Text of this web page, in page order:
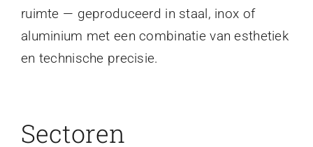
ruimte — geproduceerd in staal, inox of
aluminium met een combinatie van esthetiek
en technische precisie.
Sectoren